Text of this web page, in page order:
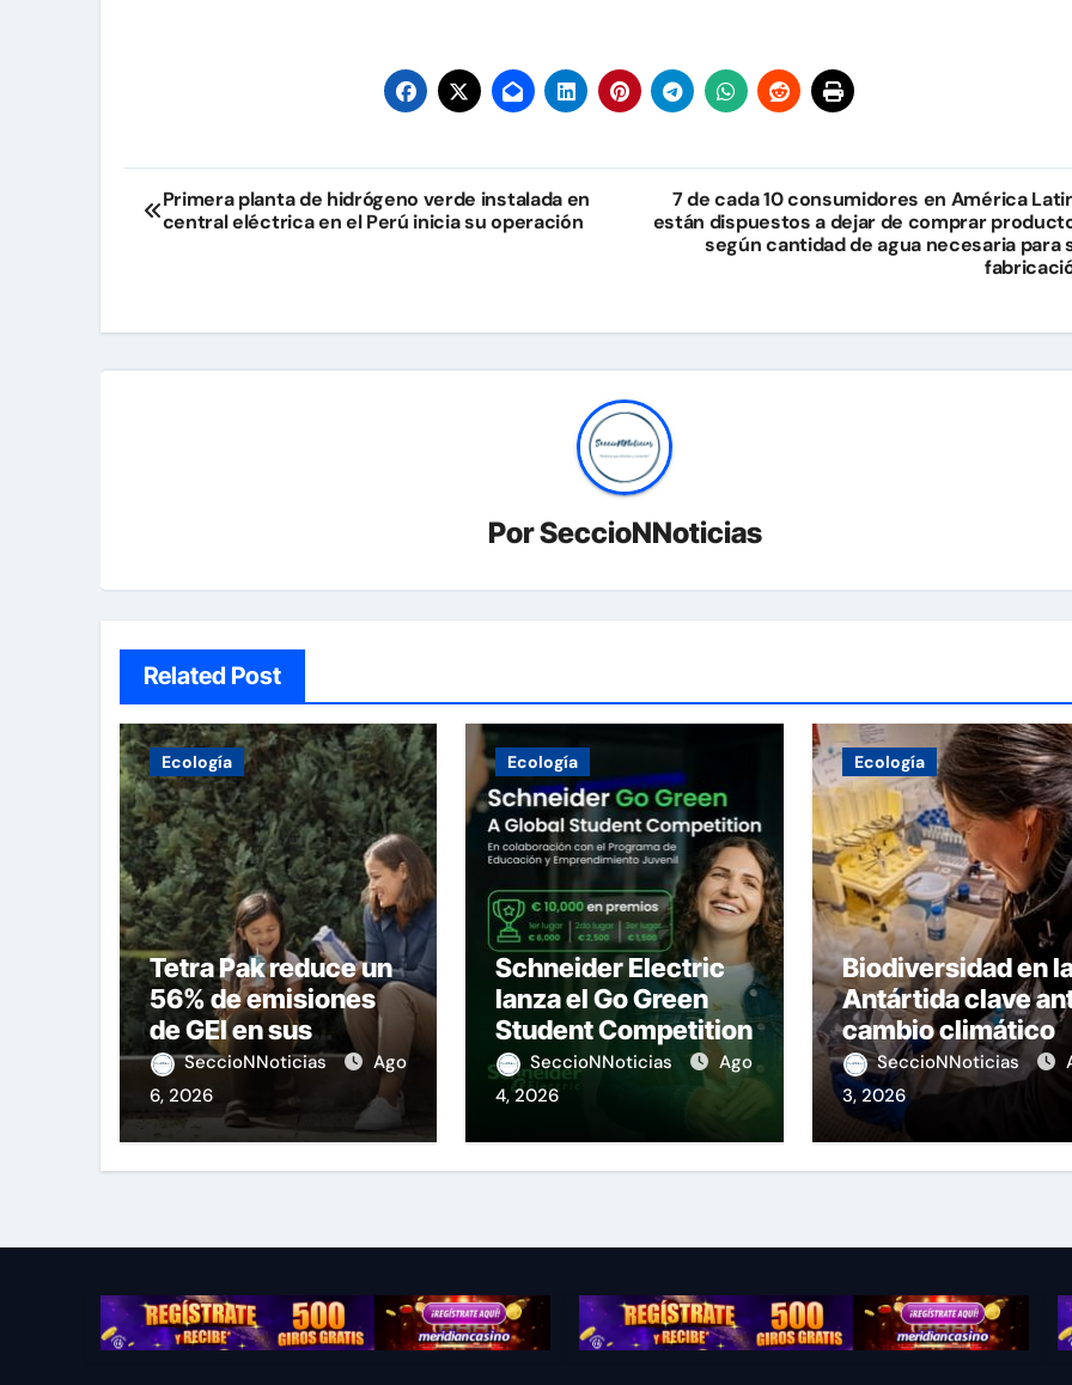
Navegación
de
Primera planta de hidrógeno verde instalada en
central eléctrica en el Perú inicia su operación
7 de cada 10 consumidores en América
están dispuestos a dejar de comprar
según cantidad de agua necesaria para
PorSeccioNNoticias
Related Post
Ecología
Tetra Pak reduce un
56% de emisiones
de GEI en sus
operaciones
SeccioNNoticias
Ago
6, 2026
Ecología
Schneider Electric
lanza el Go Green
Student Competition
SeccioNNoticias
Ago
4, 2026
Ecología
Biodiversidad en
Antártida clave
cambio climático
SeccioNNoticias
3, 2026